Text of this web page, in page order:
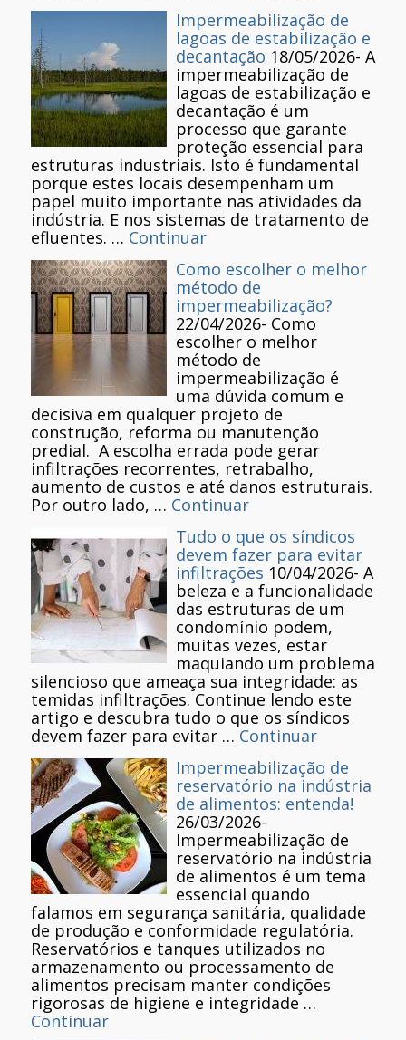
Impermeabilização de
lagoas de estabilização e
decantação 18/05/2026- A
impermeabilização de
lagoas de estabilização e
decantação é um
processo que garante
proteção essencial para
estruturas industriais. Isto é fundamental
porque estes locais desempenham um
papel muito importante nas atividades da
indústria. E nos sistemas de tratamento de
efluentes. … Continuar
Como escolher o melhor
método de
impermeabilização?
22/04/2026- Como
escolher o melhor
método de
impermeabilização é
uma dúvida comum e
decisiva em qualquer projeto de
construção, reforma ou manutenção
predial. A escolha errada pode gerar
infiltrações recorrentes, retrabalho,
aumento de custos e até danos estruturais.
Por outro lado, … Continuar
Tudo o que os síndicos
devem fazer para evitar
infiltrações 10/04/2026- A
beleza e a funcionalidade
das estruturas de um
condomínio podem,
muitas vezes, estar
maquiando um problema
silencioso que ameaça sua integridade: as
temidas infiltrações. Continue lendo este
artigo e descubra tudo o que os síndicos
devem fazer para evitar … Continuar
Impermeabilização de
reservatório na indústria
de alimentos: entenda!
26/03/2026-
Impermeabilização de
reservatório na indústria
de alimentos é um tema
essencial quando
falamos em segurança sanitária, qualidade
de produção e conformidade regulatória.
Reservatórios e tanques utilizados no
armazenamento ou processamento de
alimentos precisam manter condições
rigorosas de higiene e integridade …
Continuar